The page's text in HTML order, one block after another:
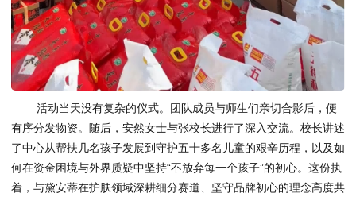
活动当天没有复杂的仪式。团队成员与师生们亲切合影后，便
有序分发物资。随后，安然女士与张校长进行了深入交流。校长讲述
了中心从帮扶几名孩子发展到守护五十多名儿童的艰辛历程，以及如
何在资金困境与外界质疑中坚持“不放弃每一个孩子”的初心。这份执
着，与黛安蒂在护肤领域深耕细分赛道、坚守品牌初心的理念高度共